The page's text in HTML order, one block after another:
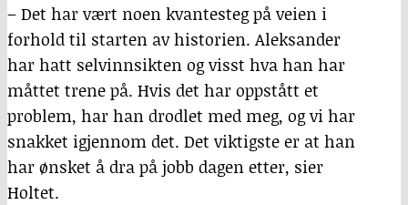
– Det har vært noen kvantesteg på veien i
forhold til starten av historien. Aleksander
har hatt selvinnsikten og visst hva han har
måttet trene på. Hvis det har oppstått et
problem, har han drodlet med meg, og vi har
snakket igjennom det. Det viktigste er at han
har ønsket å dra på jobb dagen etter, sier
Holtet.